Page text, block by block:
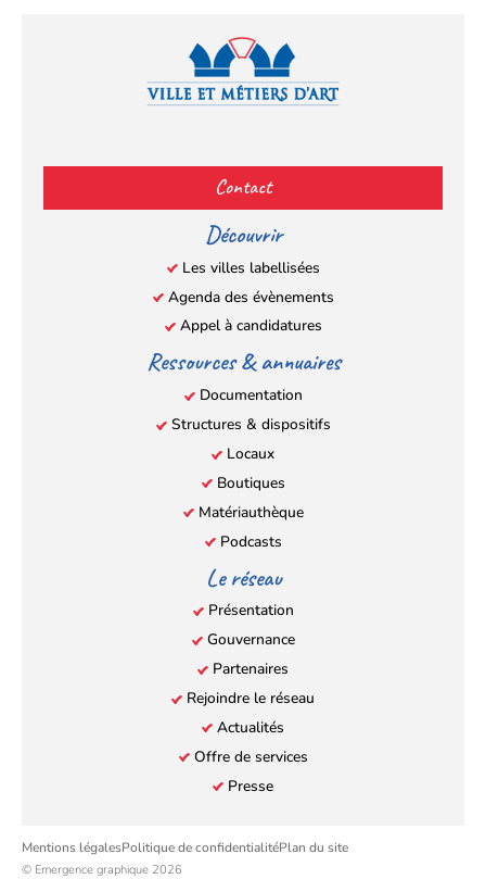
(s’ouvre
dans
un
nouvel
onglet)
(s’ouvre
dans
un
nouvel
onglet)
(s’ouvre
dans
un
nouvel
onglet)
(s’ouvre
un
nouvel
onglet)
Contact
Découvrir
Les villes labellisées
Agenda des évènements
Appel à candidatures
Ressources & annuaires
Documentation
Structures & dispositifs
Locaux
Boutiques
Matériauthèque
Podcasts
Le réseau
Présentation
Gouvernance
Partenaires
Rejoindre le réseau
Actualités
Offre de services
Presse
Mentions légalesPolitique de confidentialitéPlan du site
© Emergence graphique 2026